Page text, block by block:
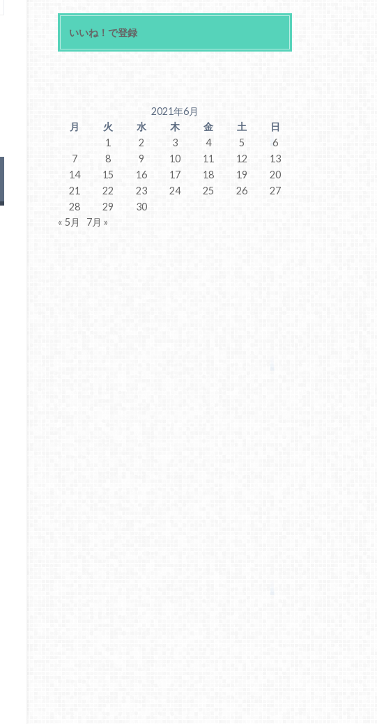
いいね！で登録
2021年6月
月
火 水 木 金 土
日
1
2 3 4 5
6
7
8 9 10 11 12
13
14
15 16 17 18 19
20
21
22 23 24 25 26
27
28
29
30
« 5月
7月 »